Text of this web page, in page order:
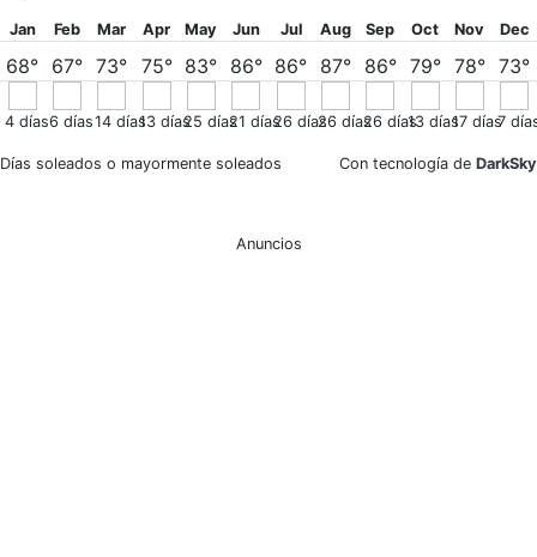
Jan
68°
4 días
Feb
67°
6 días
Mar
73°
14días
Apr
75°
13días
May
83°
25 días
Jun
86°
21 días
Jul
86°
26 días
Aug
87°
26 días
Sep
86°
26 días
Oct
79°
13días
Nov
78°
17 días
Dec
73°
7
Días soleados o mayormente soleados Con tecnología de DarkSky
Anuncios